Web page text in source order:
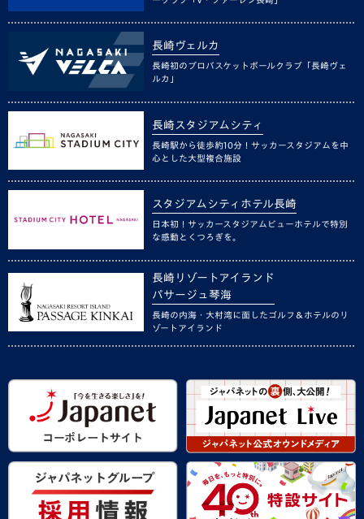
長崎ヴェルカ
長崎初のプロバスケットボールクラブ「長崎ヴェ
ルカ」
長崎スタジアムシティ
長崎駅から徒歩約10分！サッカースタジアムを中
心とした大型複合施設
スタジアムシティホテル長崎
日本初！サッカースタジアムビューホテルで特別
な感動とくつろぎを。
長崎リゾートアイランド
パサージュ琴海
長崎の内海・大村湾に面したゴルフ＆ホテルのリ
ゾートアイランド